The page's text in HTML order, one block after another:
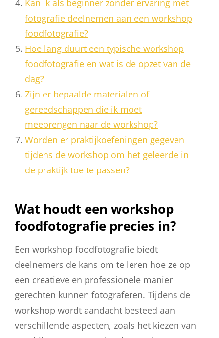
Kan ik als beginner zonder ervaring met
fotografie deelnemen aan een workshop
foodfotografie?
Hoe lang duurt een typische workshop
foodfotografie en wat is de opzet van de
dag?
Zijn er bepaalde materialen of
gereedschappen die ik moet
meebrengen naar de workshop?
Worden er praktijkoefeningen gegeven
tijdens de workshop om het geleerde in
de praktijk toe te passen?
Wat houdt een workshop
foodfotografie precies in?
Een workshop foodfotografie biedt
deelnemers de kans om te leren hoe ze op
een creatieve en professionele manier
gerechten kunnen fotograferen. Tijdens de
workshop wordt aandacht besteed aan
verschillende aspecten, zoals het kiezen van